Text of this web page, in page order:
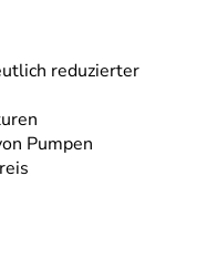
reduzierter
Pumpen